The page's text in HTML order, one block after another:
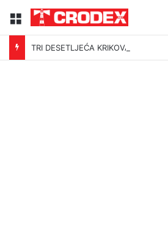
Menu
TRI DESETLJEĆA KRIKOVA OČAJNIKA